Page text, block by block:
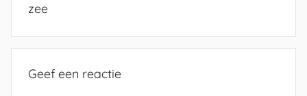
zee
Geef een reactie